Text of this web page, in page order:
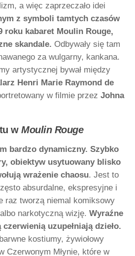
a więc zaprzeczało idei
z symboli tamtych czasów
roku kabaret Moulin Rouge,
skandale. Odbywały się tam
za wulgarny, kankana.
artystycznej bywał między
Henri Marie Raymond de
w filmie przez Johna
w Moulin Rouge
bardzo dynamiczny. Szybko
obiektyw usytuowany blisko
wrażenie chaosu. Jest to
absurdalne, ekspresyjne i
raz tworzą niemal komiksowy
narkotyczną wizję. Wyraźne
uzupełniają dzieło.
kostiumy, żywiołowy
Czerwonym Młynie, które w